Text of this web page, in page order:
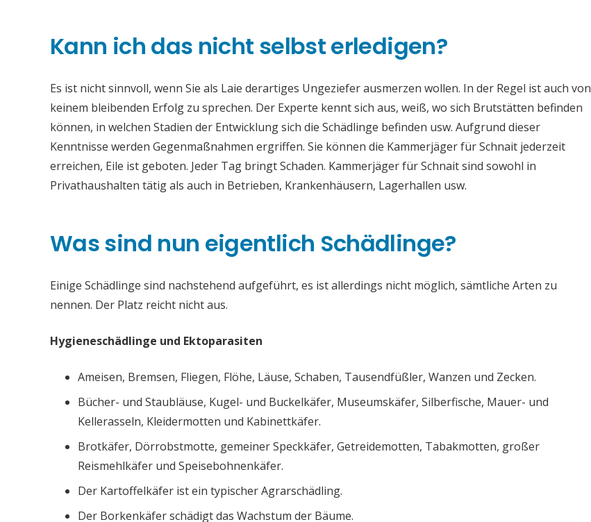
Kann ich das nicht selbst erledigen?
Es ist nicht sinnvoll, wenn Sie als Laie derartiges Ungeziefer ausmerzen wollen. In der Regel ist auch von
keinem bleibenden Erfolg zu sprechen. Der Experte kennt sich aus, weiß, wo sich Brutstätten befinden
können, in welchen Stadien der Entwicklung sich die Schädlinge befinden usw. Aufgrund dieser
Kenntnisse werden Gegenmaßnahmen ergriffen. Sie können die Kammerjäger für Schnait jederzeit
erreichen, Eile ist geboten. Jeder Tag bringt Schaden. Kammerjäger für Schnait sind sowohl in
Privathaushalten tätig als auch in Betrieben, Krankenhäusern, Lagerhallen usw.
Was sind nun eigentlich Schädlinge?
Einige Schädlinge sind nachstehend aufgeführt, es ist allerdings nicht möglich, sämtliche Arten zu
nennen. Der Platz reicht nicht aus.
Hygieneschädlinge und Ektoparasiten
Ameisen, Bremsen, Fliegen, Flöhe, Läuse, Schaben, Tausendfüßler, Wanzen und Zecken.
Bücher- und Staubläuse, Kugel- und Buckelkäfer, Museumskäfer, Silberfische, Mauer- und
Kellerasseln, Kleidermotten und Kabinettkäfer.
Brotkäfer, Dörrobstmotte, gemeiner Speckkäfer, Getreidemotten, Tabakmotten, großer
Reismehlkäfer und Speisebohnenkäfer.
Der Kartoffelkäfer ist ein typischer Agrarschädling.
Der Borkenkäfer schädigt das Wachstum der Bäume.